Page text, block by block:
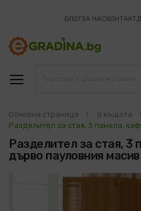
БЛОГЗА НАСКОНТАКТ
Основна страница В къщата
Разделител за стая, 3 панела,
Разделител за стая, 3
дърво пауловния масив